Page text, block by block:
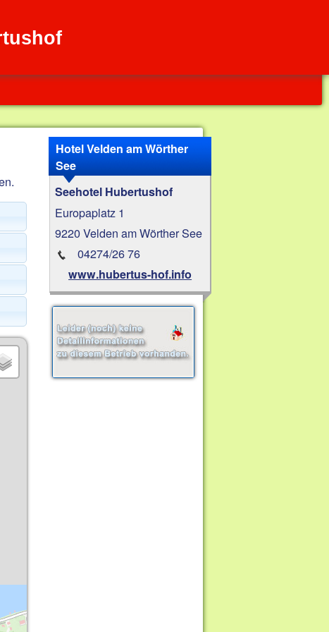
Hotel Velden am Wörther
See
Seehotel Hubertushof
Europaplatz 1
9220 Velden am Wörther See
04274/26 76
www.hubertus-hof.info